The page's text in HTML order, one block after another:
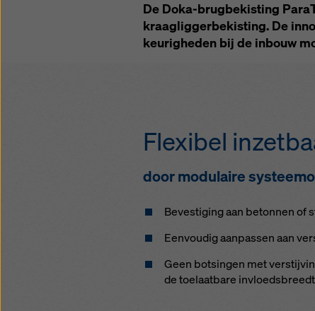
De Doka-brug­be­kis­ting
kraag­lig­ger­be­kis­ting. De
keu­rig­he­den bij de in­bouw
Flexi­bel
door mo­du­lai­re
Beves­ti­ging aan be­ton­nen of
Een­vou­dig aan­pas­sen aan
Geen bot­sin­gen met
de toe­laat­ba­re